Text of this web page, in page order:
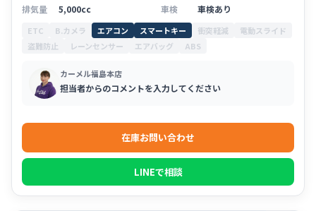
排気量
5,000cc 車検 車検あり
ETC B.カメラ エアコン スマートキー 衝突軽減
電動スライド
盗難防止
レーンセンサー エアバッグ ABS
カーメル福島本店
担当者からのコメントを入力してください
在庫お問い合わせ
LINEで相談